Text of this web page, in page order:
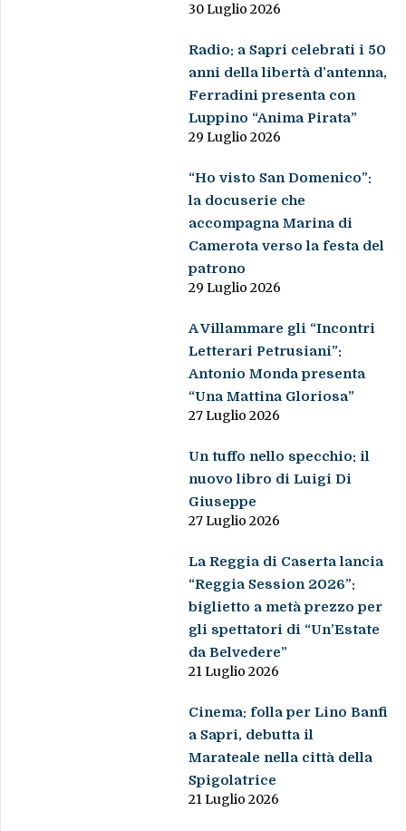
30 Luglio 2026
Radio: a Sapri celebrati i 50
anni della libertà d’antenna,
Ferradini presenta con
Luppino “Anima Pirata”
29 Luglio 2026
“Ho visto San Domenico”:
la docuserie che
accompagna Marina di
Camerota verso la festa del
patrono
29 Luglio 2026
A Villammare gli “Incontri
Letterari Petrusiani”:
Antonio Monda presenta
“Una Mattina Gloriosa”
27 Luglio 2026
Un tuffo nello specchio: il
nuovo libro di Luigi Di
Giuseppe
27 Luglio 2026
La Reggia di Caserta lancia
“Reggia Session 2026”:
biglietto a metà prezzo per
gli spettatori di “Un’Estate
da Belvedere”
21 Luglio 2026
Cinema: folla per Lino Banfi
a Sapri, debutta il
Marateale nella città della
Spigolatrice
21 Luglio 2026